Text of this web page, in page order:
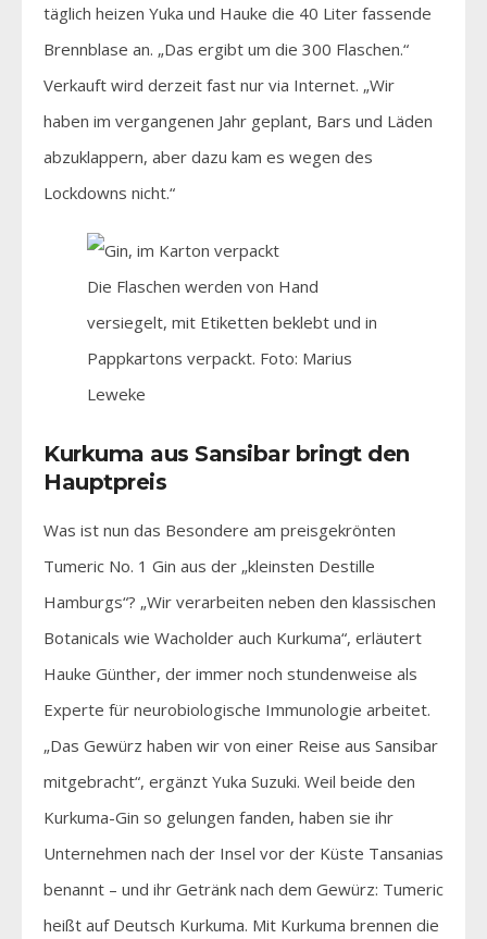
täglich heizen Yuka und Hauke die 40 Liter fassende
Brennblase an. „Das ergibt um die 300 Flaschen.“
Verkauft wird derzeit fast nur via Internet. „Wir
haben im vergangenen Jahr geplant, Bars und Läden
abzuklappern, aber dazu kam es wegen des
Lockdowns nicht.“
Die Flaschen werden von Hand
versiegelt, mit Etiketten beklebt und in
Pappkartons verpackt. Foto: Marius
Leweke
Kurkuma aus Sansibar bringt den
Hauptpreis
Was ist nun das Besondere am preisgekrönten
Tumeric No. 1 Gin aus der „kleinsten Destille
Hamburgs“? „Wir verarbeiten neben den klassischen
Botanicals wie Wacholder auch Kurkuma“, erläutert
Hauke Günther, der immer noch stundenweise als
Experte für neurobiologische Immunologie arbeitet.
„Das Gewürz haben wir von einer Reise aus Sansibar
mitgebracht“, ergänzt Yuka Suzuki. Weil beide den
Kurkuma-Gin so gelungen fanden, haben sie ihr
Unternehmen nach der Insel vor der Küste Tansanias
benannt – und ihr Getränk nach dem Gewürz: Tumeric
heißt auf Deutsch Kurkuma. Mit Kurkuma brennen die